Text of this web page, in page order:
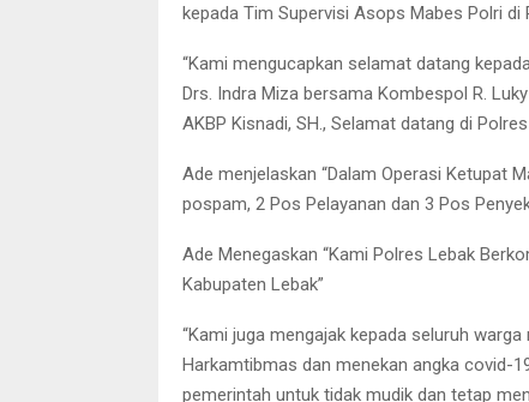
kepada Tim Supervisi Asops Mabes Polri di
“Kami mengucapkan selamat datang
Drs. Indra Miza bersama Kombespol R.
AKBP Kisnadi, SH., Selamat datang di
Ade menjelaskan “Dalam Operasi Ketupat
pospam, 2 Pos Pelayanan dan 3 Pos
Ade Menegaskan “Kami Polres Lebak
Kabupaten Lebak”
“Kami juga mengajak kepada seluruh
Harkamtibmas dan menekan angka covid-
pemerintah untuk tidak mudik dan tetap